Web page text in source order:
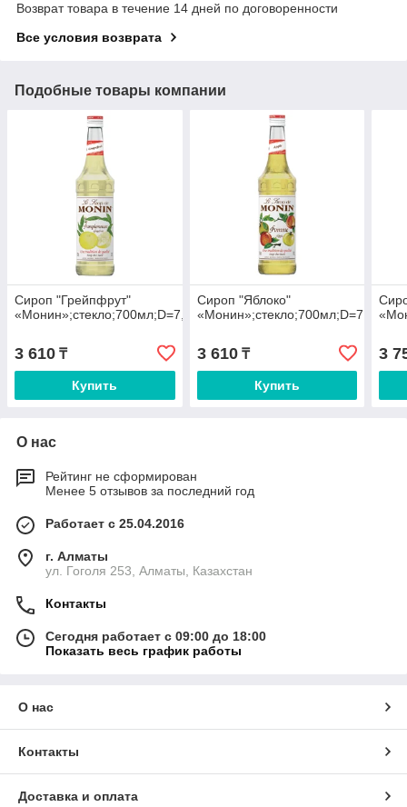
Возврат товара в течение 14 дней по договоренности
Все условия возврата
Подобные товары компании
Сироп "Грейпфрут"
«Монин»;стекло;700мл;D=7,H=31см
3 610 ₸
Купить
Сироп "Яблоко"
3 610₸
Купить
3
О нас
Рейтинг не сформирован
Менее 5 отзывов за последний год
Работает с 25.04.2016
г. Алматы
ул. Гоголя 253, Алматы, Казахстан
Контакты
Сегодня работает с 09:00 до 18:00
Показать весь график работы
О нас
Контакты
Доставка и оплата